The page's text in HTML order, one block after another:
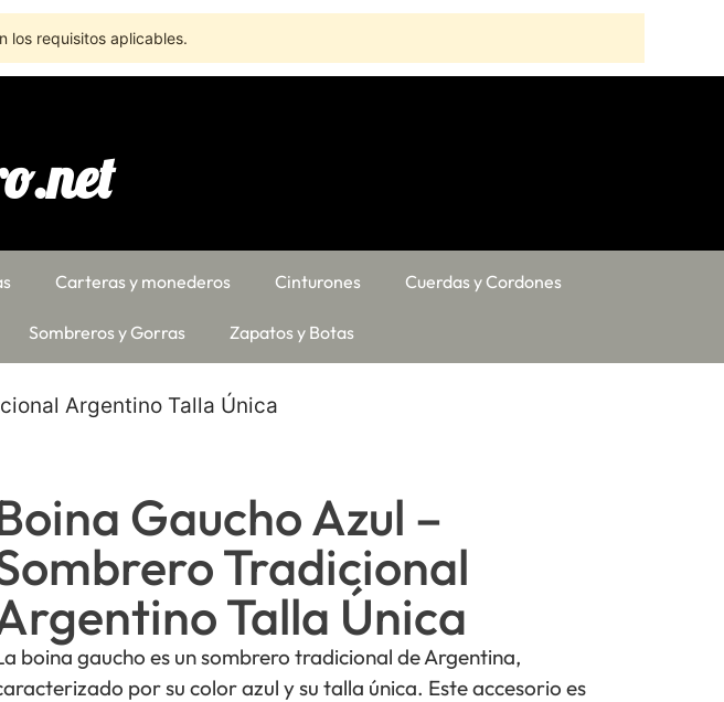
los requisitos aplicables.
Carteras y monederos Cinturones Cuerdas y Cordones
Sombreros y Gorras Zapatos y Botas
Argentino Talla Única
Gaucho Azul –
Tradicional
Talla Única
boina gaucho es un sombrero tradicional de Argentina,
por su color azul y su talla única. Este accesorio es